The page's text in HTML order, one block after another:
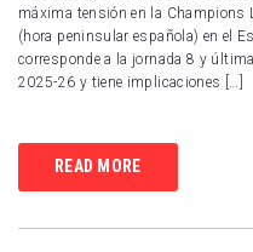
máxima tensión en la Champions
(hora peninsular española) en el
corresponde a la jornada 8 y
2025-26 y tiene implicaciones […]
READ MORE